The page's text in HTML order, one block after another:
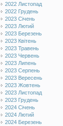
2022 Листопад
2022 Грудень
2023 Січень
2023 Лютий
2023 Березень
2023 Квітень
2023 Травень
2023 Червень
2023 Липень
2023 Серпень
2023 Вересень
2023 Жовтень
2023 Листопад
2023 Грудень
2024 Січень
2024 Лютий
2024 Березень